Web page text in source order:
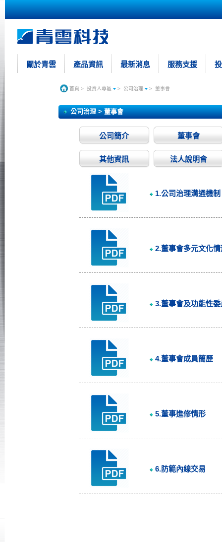
關於青雲 產品資訊 最新消息 服務支援
首頁 > 投資人專區 > 公司治理 > 董事會
公司治理 > 董事會
公司簡介 董事會
其他資訊 法人說明會
1.公司治理溝通機制
2.董事會多元文化情
3.董事會及功能性
4.董事會成員簡歷
5.董事進修情形
6.防範內線交易